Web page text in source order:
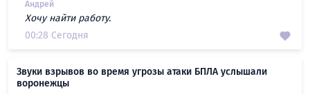
Андрей
Хочу найти работу.
00:28 Сегодня
Звуки взрывов во время угрозы атаки БПЛА услышали
воронежцы